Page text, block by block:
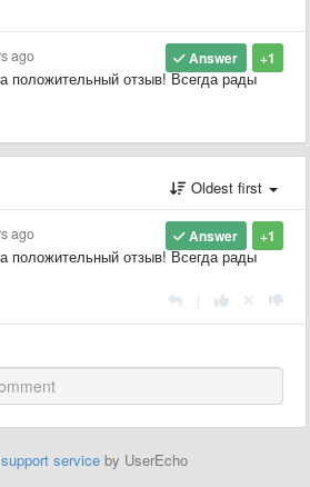
+1
Answer
ago
положительный отзыв! Всегда рады
Oldest first
+1
Answer
ago
положительный отзыв! Всегда рады
service by UserEcho